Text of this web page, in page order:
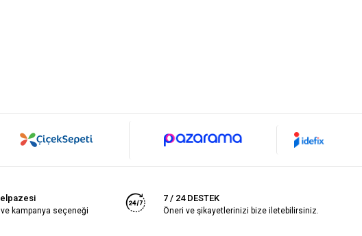
kampanya seçeneği
7 / 24 DESTEK
Öneri ve şikayetlerinizi bize iletebilirsiniz.